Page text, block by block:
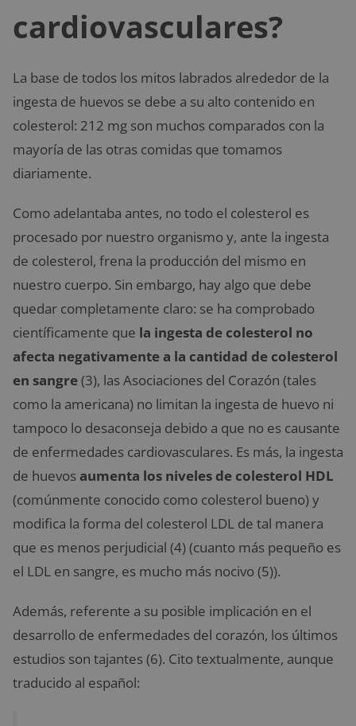
cardiovasculares?
La base de todos los mitos labrados alrededor de la
ingesta de huevos se debe a su alto contenido en
colesterol: 212 mg son muchos comparados con la
mayoría de las otras comidas que tomamos
diariamente.
Como adelantaba antes, no todo el colesterol es
procesado por nuestro organismo y, ante la ingesta
de colesterol, frena la producción del mismo en
nuestro cuerpo. Sin embargo, hay algo que debe
quedar completamente claro: se ha comprobado
científicamente que la ingesta de colesterol no
afecta negativamente a la cantidad de colesterol
en sangre(3), las Asociaciones del Corazón (tales
como la americana) no limitan la ingesta de huevo ni
tampoco lo desaconseja debido a que no es causante
de enfermedades cardiovasculares. Es más, la ingesta
de huevos aumenta los niveles de colesterol HDL
(comúnmente conocido como colesterol bueno) y
modifica la forma del colesterol LDL de tal manera
que es menos perjudicial (4) (cuanto más pequeño es
el LDL en sangre, es mucho más nocivo (5)).
Además, referente a su posible implicación en el
desarrollo de enfermedades del corazón, los últimos
estudios son tajantes (6). Cito textualmente, aunque
traducido al español: